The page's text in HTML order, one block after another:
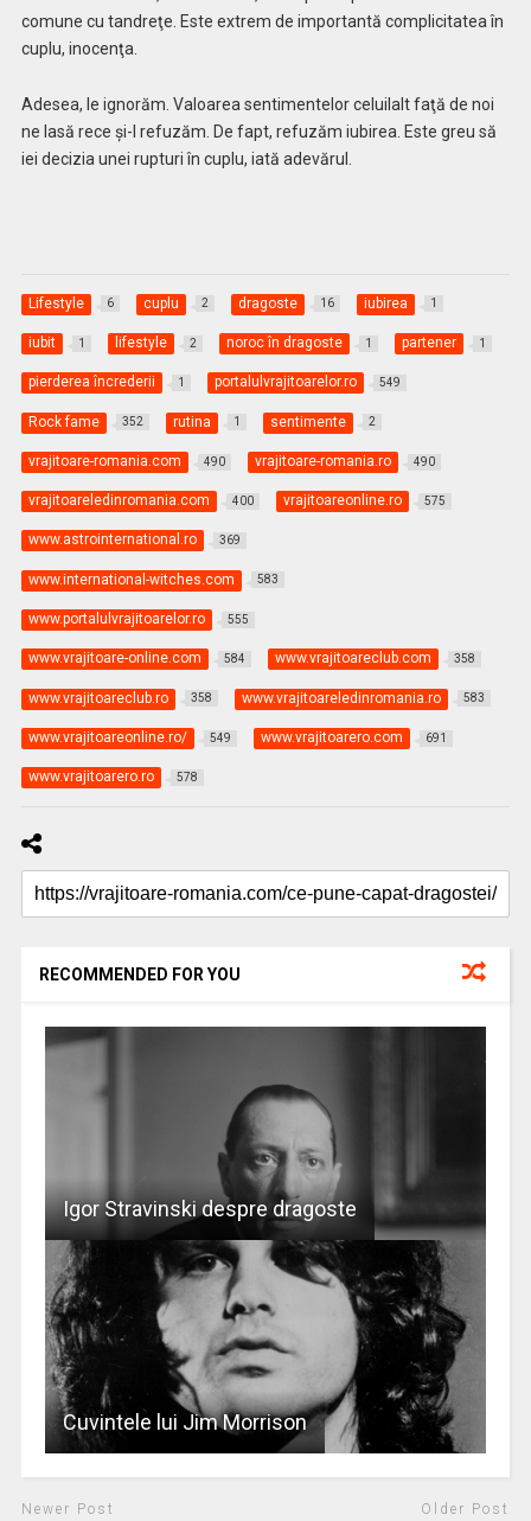
comune cu tandreţe. Este extrem de importantă complicitatea în
cuplu, inocenţa.
Adesea, le ignorăm. Valoarea sentimentelor celuilalt faţă de noi
ne lasă rece şi-l refuzăm. De fapt, refuzăm iubirea. Este greu să
iei decizia unei rupturi în cuplu, iată adevărul.
Lifestyle 6 cuplu 2 dragoste 16 iubirea 1
iubit 1 lifestyle 2 noroc în dragoste 1 partener 1
pierderea încrederii 1 portalulvrajitoarelor.ro 549
Rock fame 352 rutina 1 sentimente 2
vrajitoare-romania.com 490 vrajitoare-romania.ro 490
vrajitoareledinromania.com 400 vrajitoareonline.ro 575
www.astrointernational.ro 369
www.international-witches.com 583
www.portalulvrajitoarelor.ro 555
www.vrajitoare-online.com 584 www.vrajitoareclub.com 358
www.vrajitoareclub.ro 358 www.vrajitoareledinromania.ro 583
www.vrajitoareonline.ro/ 549 www.vrajitoarero.com 691
www.vrajitoarero.ro 578
RECOMMENDED FOR YOU
Igor Stravinski despre dragoste
Cuvintele lui Jim Morrison
Newer Post Older Post